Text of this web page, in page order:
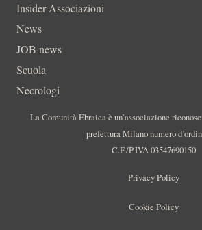
Insider-Associazioni
News
JOB news
Scuola
Necrologi
La Comunità Ebraica è un’associazione
prefettura Milano numero
C.F./P.IVA 03547690150
Privacy Policy
Cookie Policy